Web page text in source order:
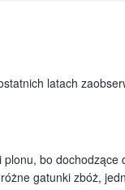
latach
bo
gatunki zbóż,